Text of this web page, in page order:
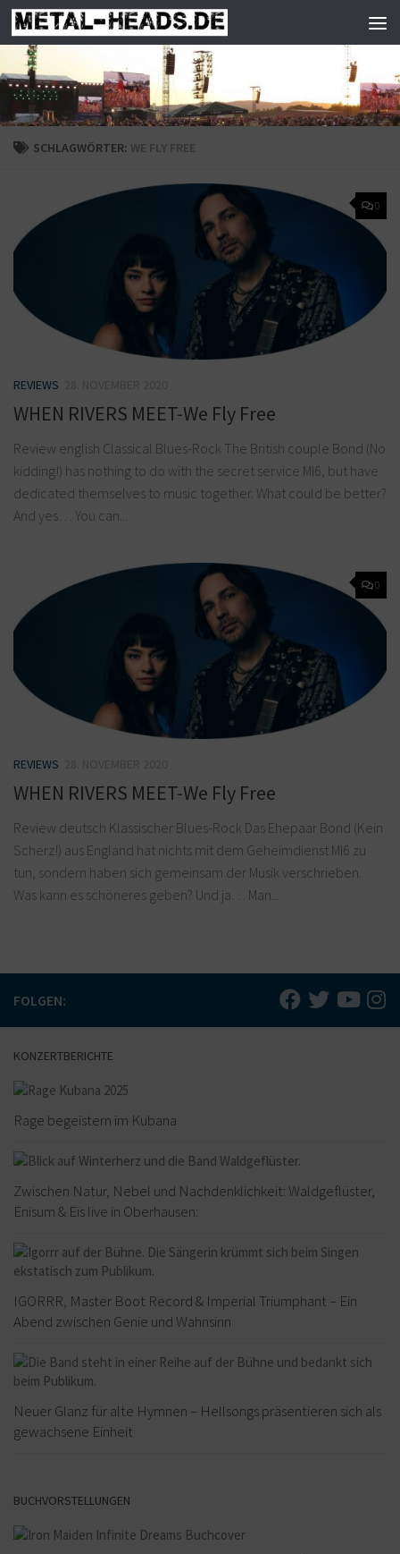
Zum Inhalt springen
SCHLAGWÖRTER: WE FLY FREE
0
REVIEWS
WHEN RIVERS MEET-We Fly Free
Review english Classical Blues-Rock The British couple Bond (No
kidding!) has nothing to do with the secret service MI6, but have
dedicated themselves to music together. What could be better?
And yes… You can...
0
REVIEWS
WHEN RIVERS MEET-We Fly Free
Review deutsch Klassischer Blues-Rock Das Ehepaar Bond (Kein
Scherz!) aus England hat nichts mit dem Geheimdienst MI6 zu
tun, sondern haben sich gemeinsam der Musik verschrieben.
Was kann es schöneres geben? Und ja… Man...
FOLGEN:
KONZERTBERICHTE
Rage begeistern im Kubana
Zwischen Natur, Nebel und Nachdenklichkeit: Waldgeflüster,
Enisum & Eïs live in Oberhausen:
IGORRR, Master Boot Record & Imperial Triumphant – Ein
Abend zwischen Genie und Wahnsinn
Neuer Glanz für alte Hymnen – Hellsongs präsentieren sich als
gewachsene Einheit
BUCHVORSTELLUNGEN